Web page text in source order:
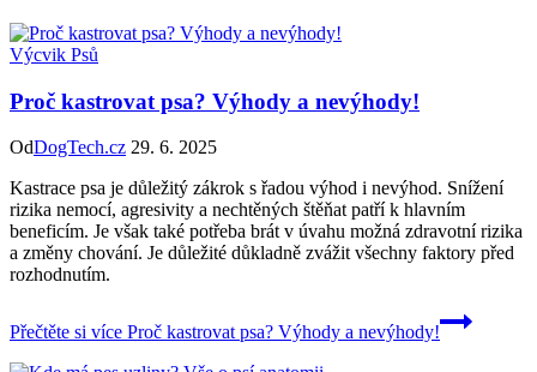
Výcvik Psů
Proč kastrovat psa? Výhody a nevýhody!
OdDogTech.cz 29. 6. 2025
Kastrace psa je důležitý zákrok s řadou výhod i nevýhod. Snížení
rizika nemocí, agresivity a nechtěných štěňat patří k hlavním
beneficím. Je však také potřeba brát v úvahu možná zdravotní rizika
a změny chování. Je důležité důkladně zvážit všechny faktory před
rozhodnutím.
Přečtěte si více Proč kastrovat psa? Výhody a nevýhody!